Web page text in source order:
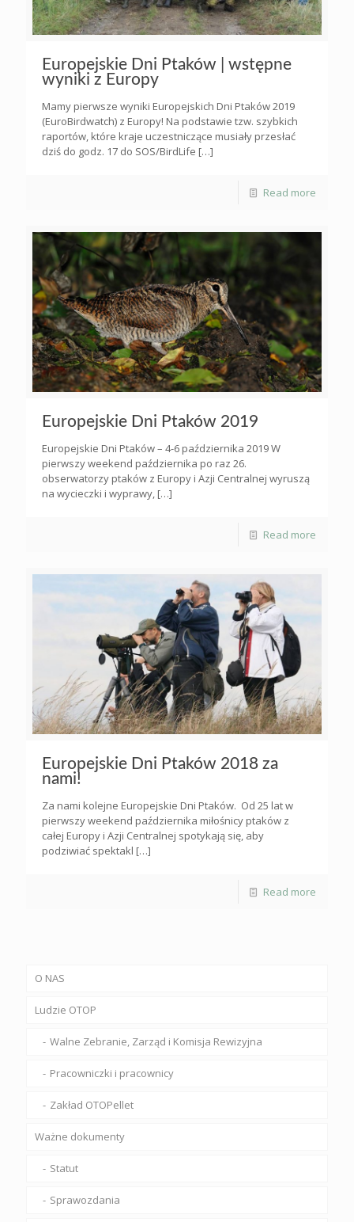
Europejskie Dni Ptaków | wstępne
wyniki z Europy
Mamy pierwsze wyniki Europejskich Dni Ptaków 2019
(EuroBirdwatch) z Europy! Na podstawie tzw. szybkich
raportów, które kraje uczestniczące musiały przesłać
dziś do godz. 17 do SOS/BirdLife […]
Read more
Europejskie Dni Ptaków 2019
Europejskie Dni Ptaków – 4-6 października 2019 W
pierwszy weekend października po raz 26.
obserwatorzy ptaków z Europy i Azji Centralnej wyruszą
na wycieczki i wyprawy, […]
Read more
Europejskie Dni Ptaków 2018 za
nami!
Za nami kolejne Europejskie Dni Ptaków. Od 25 lat w
pierwszy weekend października miłośnicy ptaków z
całej Europy i Azji Centralnej spotykają się, aby
podziwiać spektakl […]
Read more
O NAS
Ludzie OTOP
Walne Zebranie, Zarząd i Komisja Rewizyjna
Pracowniczki i pracownicy
Zakład OTOPellet
Ważne dokumenty
Statut
Sprawozdania